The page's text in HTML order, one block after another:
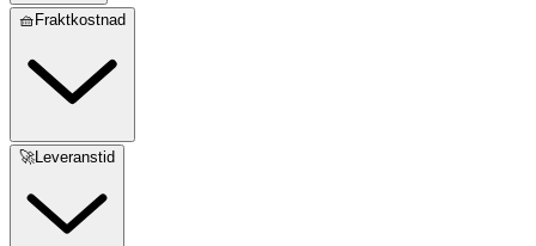
🧺Fraktkostnad
🚀Leveranstid